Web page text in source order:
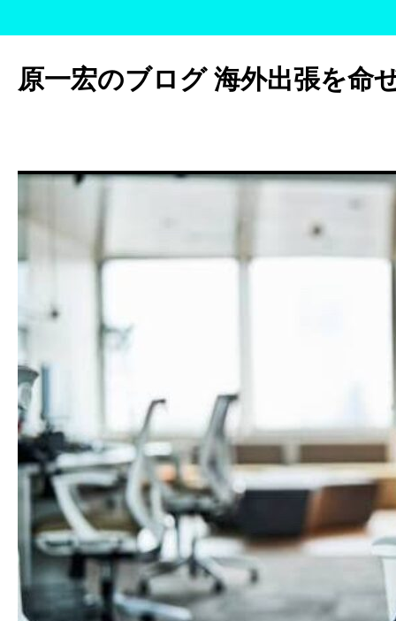
テ
ン
ッ
原一宏のブログ 海外出張を命